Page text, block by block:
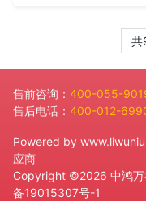
共
售前咨询： 400-055-
售后电话： 400-012-
Powered by
应商
Copyright ©2026 中鸿万
备19015307号-1